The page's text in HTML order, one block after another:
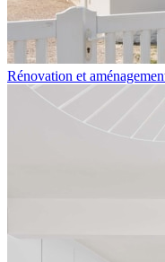
Rénovation et